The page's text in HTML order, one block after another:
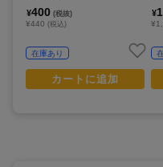
¥400 (税抜)
¥440 (税込)
在庫あり
カートに追加
¥